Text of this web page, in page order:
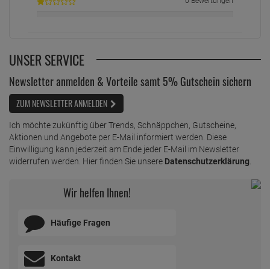
UNSER SERVICE
Newsletter anmelden & Vorteile samt 5% Gutschein sichern
ZUM NEWSLETTER ANMELDEN
Ich möchte zukünftig über Trends, Schnäppchen, Gutscheine,
Aktionen und Angebote per E-Mail informiert werden. Diese
Einwilligung kann jederzeit am Ende jeder E-Mail im Newsletter
widerrufen werden. Hier finden Sie unsere Datenschutzerklärung
Wir helfen Ihnen!
Häufige Fragen
Kontakt